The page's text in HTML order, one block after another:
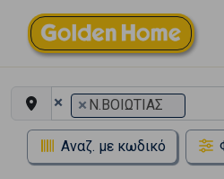
× × Ν.ΒΟΙΩΤΙΑΣ
Αναζ. με κωδικό